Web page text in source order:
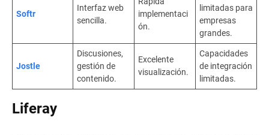
Softr
Interfaz web
sencilla.
implementaci
ón.
limitadas para
empresas
grandes.
Jostle
Discusiones,
gestión de
contenido.
Excelente
visualización.
Capacidades
de integración
limitadas.
Liferay